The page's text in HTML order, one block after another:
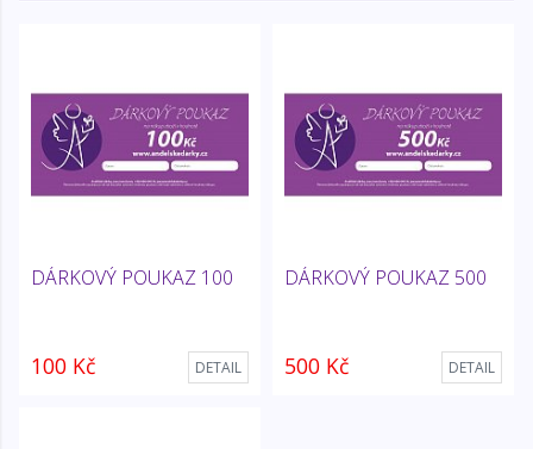
DÁRKOVÝ POUKAZ 100
100 Kč DETAIL
DÁRKOVÝ POUKAZ 500
500 Kč DETAIL